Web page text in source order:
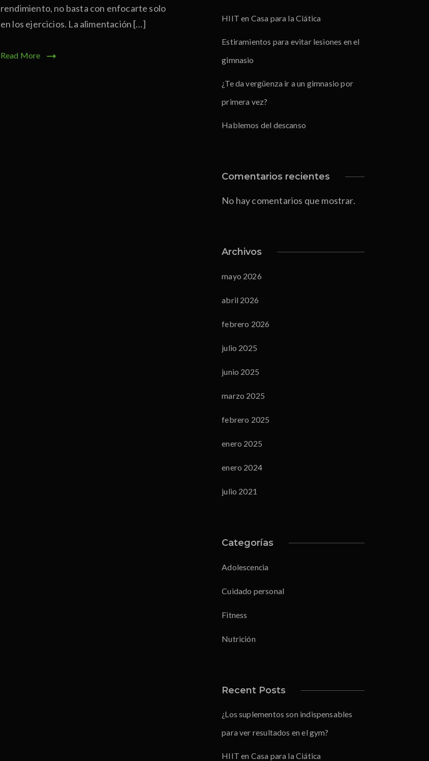
rendimiento, no basta con enfocarte solo
en los ejercicios. La alimentación […]
Read More
HIIT en Casa para la Ciática
Estiramientos para evitar lesiones en el
gimnasio
¿Te da vergüenza ir a un gimnasio por
primera vez?
Hablemos del descanso
Comentarios recientes
No hay comentarios que mostrar.
Archivos
mayo 2026
abril 2026
febrero 2026
julio 2025
junio 2025
marzo 2025
febrero 2025
enero 2025
enero 2024
julio 2021
Categorías
Adolescencia
Cuidado personal
Fitness
Nutrición
Recent Posts
¿Los suplementos son indispensables
para ver resultados en el gym?
HIIT en Casa para la Ciática